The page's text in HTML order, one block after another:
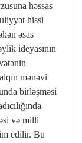
həssas
hissi
əsas
ideyasının
mənəvi
birləşməsi
və milli
edilir. Bu